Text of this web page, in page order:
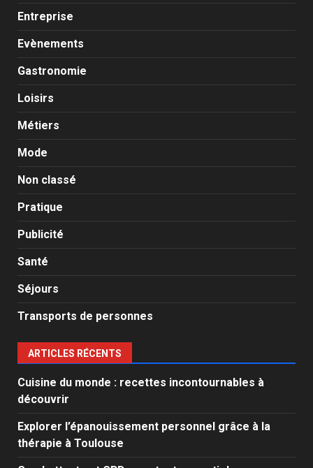
Entreprise
Evènements
Gastronomie
Loisirs
Métiers
Mode
Non classé
Pratique
Publicité
Santé
Séjours
Transports de personnes
ARTICLES RÉCENTS
Cuisine du monde : recettes incontournables à
découvrir
Explorer l’épanouissement personnel grâce à la
thérapie à Toulouse